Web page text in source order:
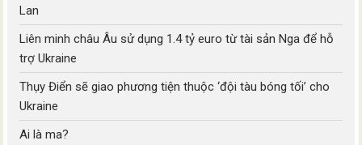
Lan
Liên minh châu Âu sử dụng 1.4 tỷ euro từ tài sản Nga để hỗ
trợ Ukraine
Thụy Điển sẽ giao phương tiện thuộc ‘đội tàu bóng tối’ cho
Ukraine
Ai là ma?